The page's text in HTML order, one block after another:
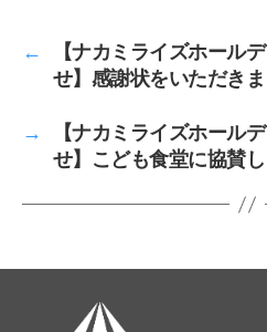
←
【ナカミライズホール
せ】感謝状をいただきま
→
【ナカミライズホール
せ】こども食堂に協賛し